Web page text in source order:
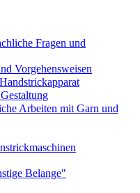
Fragen und
Vorgehensweisen
Arbeiten mit Garn und
Belange"